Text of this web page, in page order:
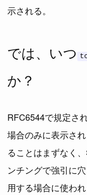
示される。
では、いつ
か？
RFC6544で規定さ
場合のみに表示さ
ることはまずなく
ンチングで強引に
用する場合に使われ